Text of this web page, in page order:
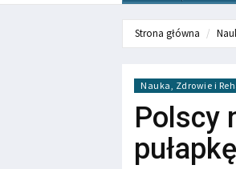
Strona główna
Nauka, Zdrowie i
Polscy